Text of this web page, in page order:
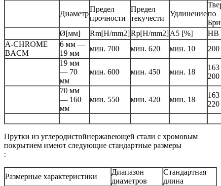
Диаметр
Предел
прочности
Предел
текучести
Удлинениепо
Ø[мм]
Rm[H/mm2]Rp[H/mm2]A5 [%]
HB
A-CHROME
BACM
6 мм —
19 мм
мин. 700 мин. 620 мин. 10
200
19 мм
— 70
мм
мин. 600 мин. 450 мин. 18
200
70 мм
— 160
мм
мин. 550 мин. 420 мин. 18
220
Прутки из углеродистойнержавеющей стали с хромовым
покрытием имеют следующие стандартные размеры
:
Размерные характеристики
Диапазон
диаметров
Стандартная
длина